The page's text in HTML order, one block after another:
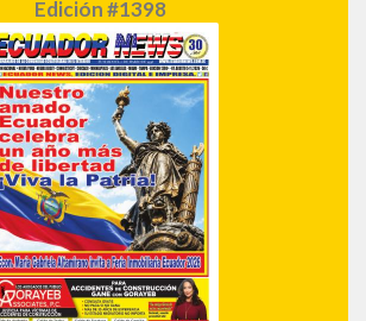
Edición #1398